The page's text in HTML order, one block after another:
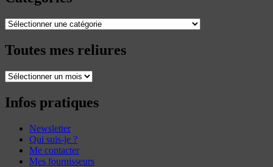
Catégories
Toutes mes reliures
Toutes
reliures
Infos pratiques
Newsletter
Qui suis-je ?
Me contacter
Mes fournisseurs